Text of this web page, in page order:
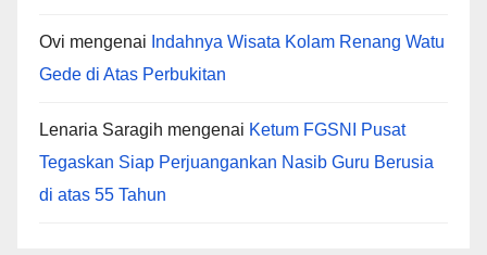
Ovi mengenai Indahnya Wisata Kolam Renang Watu
Gede di Atas Perbukitan
Lenaria Saragih mengenai Ketum FGSNI Pusat
Tegaskan Siap Perjuangankan Nasib Guru Berusia
di atas 55 Tahun